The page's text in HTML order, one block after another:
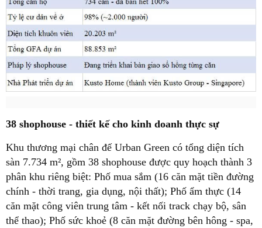
38 shophouse - thiết kế cho kinh doanh thực sự
Khu thương mại chân đế Urban Green có tổng diện tích
sàn 7.734 m², gồm 38 shophouse được quy hoạch thành 3
phân khu riêng biệt: Phố mua sắm (16 căn mặt tiền đường
chính - thời trang, gia dụng, nội thất); Phố ẩm thực (14
căn mặt công viên trung tâm - kết nối track chạy bộ, sân
thể thao); Phố sức khoẻ (8 căn mặt đường bên hông - spa,